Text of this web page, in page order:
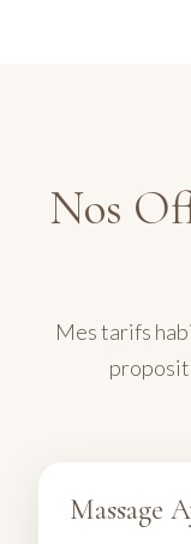
Nos
Mes tarifs
Massage